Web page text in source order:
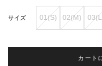
サイズ 01(S) 02(M)
カート